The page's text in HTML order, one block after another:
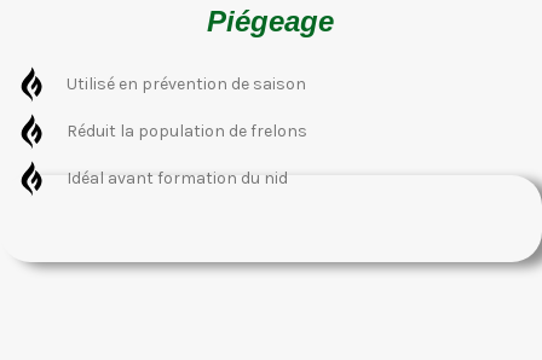
Piégeage
Utilisé en prévention de saison
Réduit la population de frelons
Idéal avant formation du nid